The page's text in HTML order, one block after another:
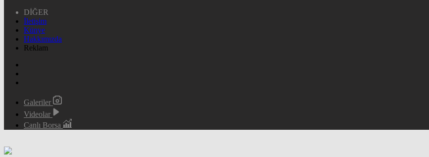
DİĞER
İletişim
Künye
Hakkımızda
Reklam
Galeriler
Videolar
Canlı Borsa